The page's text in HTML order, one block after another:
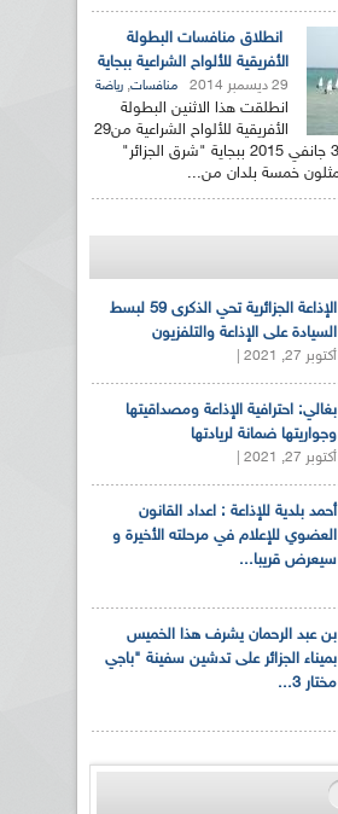
انطلاق منافسات البطولة
الأفريقية للألواح الشراعية ببجاية
29 ديسمبر 2014 منافسات, رياضة
انطلقت هذا الاثنين البطولة
الأفريقية للألواح الشراعية من29
ديسمبر 2014 إلى 3 جانفي 2015 ببجاية "شرق الجزائر"
الإذاعة الجزائرية تحي الذكرى 59 لبسط
السيادة على الإذاعة والتلفزيون
أكتوبر 27, 2021 |
بغالي: احترافية الإذاعة ومصداقيتها
وجواريتها ضمانة لريادتها
أكتوبر 27, 2021 |
أحمد بلدية للإذاعة : اعداد القانون
العضوي للإعلام في مرحلته الأخيرة و
سيعرض قريبا...
بن عبد الرحمان يشرف هذا الخميس
بميناء الجزائر على تدشين سفينة "باجي
مختار 3...